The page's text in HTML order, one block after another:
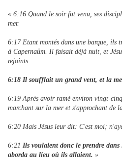
« 6:16 Quand le soir fut venu, ses
mer.
6:17 Etant montés dans une barque, ils
à Capernaüm. Il faisait déjà nuit, et
rejoints.
6:18 Il soufflait un grand vent, et la
6:19 Après avoir ramé environ vingt-
marchant sur la mer et s'approchant de
6:20 Mais Jésus leur dit: C'est moi;
6:21 Ils voulaient donc le prendre
aborda au lieu où ils allaient. »